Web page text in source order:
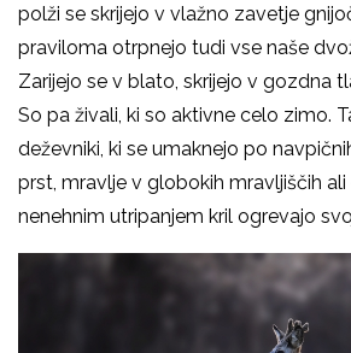
polži se skrijejo v vlažno zavetje
praviloma otrpnejo tudi vse naše
Zarijejo se v blato, skrijejo v gozdna
So pa živali, ki so aktivne celo zimo.
deževniki, ki se umaknejo po
prst, mravlje v globokih mravljiščih ali
nenehnim utripanjem kril ogrevajo